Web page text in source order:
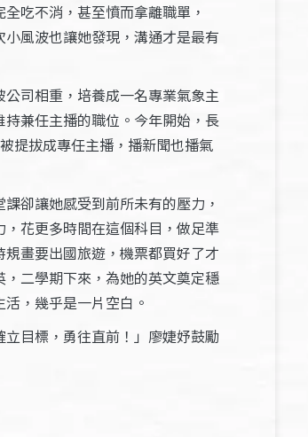
吃不消，甚至憤而拿離職單，
風波也讓她發現，溝通才是最有
司相重，培養成一名專業氣象主
兼任主播的職位。今年開始，長
提拔成專任主播，播新聞也播氣
卻讓她感受到前所未有的壓力，
花更多時間在這個科目，做足準
畫要出國旅遊，機票都買好了才
二學期下來，為她的英文奠定穩
，幾乎是一片空白。
目標，勇往直前！」廖婕妤鼓勵